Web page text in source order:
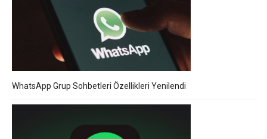
WhatsApp Grup Sohbetleri Özellikleri Yenilendi